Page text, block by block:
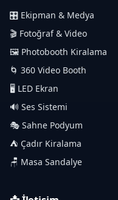
🎛️ Ekipman & Medya
🎬 Fotoğraf & Video
🖼️ Photobooth Kiralama
🌀 360 Video Booth
🖥️ LED Ekran
🔊 Ses Sistemi
🎭 Sahne Podyum
⛺ Çadır Kiralama
🪑 Masa Sandalye